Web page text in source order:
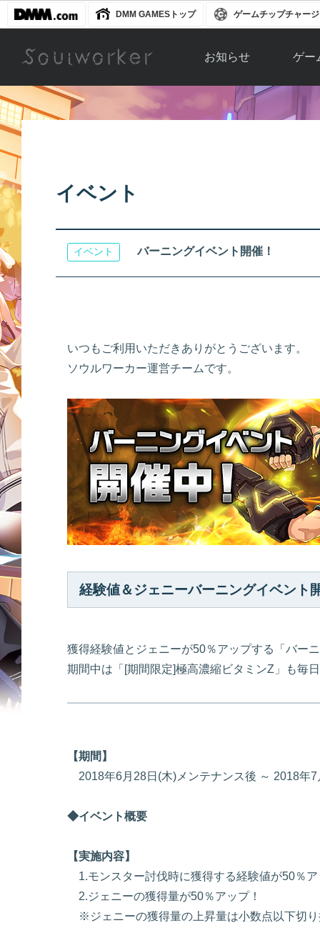
DMM GAMESトップ ゲームチップチャージ
お知らせ
お知らせ一覧
ゲー
ソウ
アップ
イベント
イベント バーニングイベント開催！
いつもご利用いただきありがとうございます。
ソウルワーカー運営チームです。
経験値＆ジェニーバーニングイベント
獲得経験値とジェニーが50％アップする「バー
期間中は「[期間限定]極高濃縮ビタミンZ」も毎
【期間】
2018年6月28日(木)メンテナンス後 ～ 2018年7
◆イベント概要
【実施内容】
1.モンスター討伐時に獲得する経験値が50％ア
2.ジェニーの獲得量が50％アップ！
※ジェニーの獲得量の上昇量は小数点以下切り